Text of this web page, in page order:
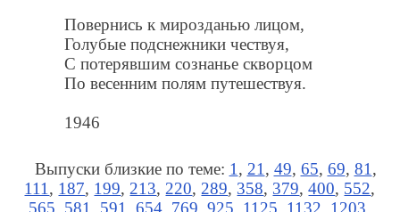
Повернись к мирозданью лицом,
Голубые подснежники чествуя,
С потерявшим сознанье скворцом
По весенним полям путешествуя.
1946
Выпуски близкие по теме: 1, 21, 49, 65, 69, 81,
111, 187, 199,213,220,289, 358, 379,400, 552,